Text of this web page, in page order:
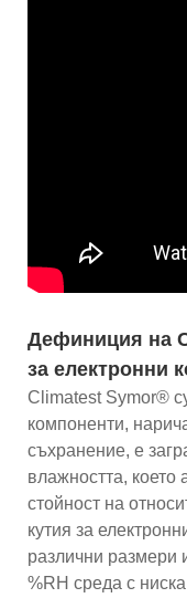
Дефиниция на
за електронни
Climatest Symor®
компоненти,
съхранение, е
влажността,
стойност на
кутия за
различни
%RH среда с